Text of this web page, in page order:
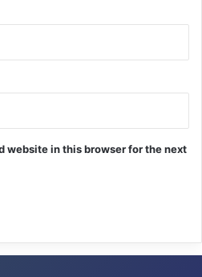
website in this browser for the next